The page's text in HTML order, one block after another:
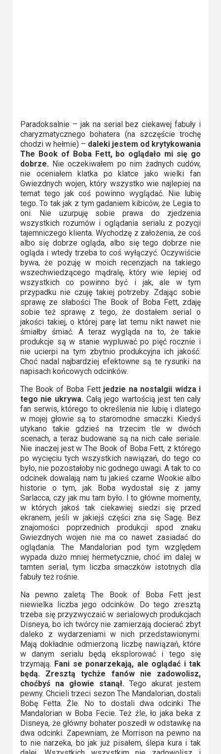
Paradoksalnie – jak na serial bez ciekawej fabuły i
charyzmatycznego bohatera (na szczęście trochę
chodzi w hełmie) – daleki jestem od krytykowania
The Book of Boba Fett, bo oglądało mi się go
dobrze. Nie oczekiwałem po nim żadnych cudów,
nie oceniałem klatka po klatce jako wielki fan
Gwiezdnych wojen, który wszystko wie najlepiej na
temat tego jak coś powinno wyglądać. Nie lubię
tego. To tak jak z tym gadaniem kibiców, że Legia to
oni. Nie uzurpuję sobie prawa do zjedzenia
wszystkich rozumów i oglądania serialu z pozycji
tajemniczego klienta. Wychodzę z założenia, że coś
albo się dobrze ogląda, albo się tego dobrze nie
ogląda i wtedy trzeba to coś wyłączyć. Oczywiście
bywa, że pozuję w moich recenzjach na takiego
wszechwiedzącego mądralę, który wie lepiej od
wszystkich co powinno być i jak, ale w tym
przypadku nie czuję takiej potrzeby. Zdając sobie
sprawę ze słabości The Book of Boba Fett, zdaję
sobie też sprawę z tego, że dostałem serial o
jakości takiej, o której parę lat temu nikt nawet nie
śmiałby śmiać. A teraz wygląda na to, że takie
produkcje są w stanie wypluwać po pięć rocznie i
nie ucierpi na tym zbytnio produkcyjna ich jakość.
Choć nadal najbardziej efektowne są te rysunki na
napisach końcowych odcinków.
The Book of Boba Fett jedzie na nostalgii widza i
tego nie ukrywa. Całą jego wartością jest ten cały
fan serwis, którego to określenia nie lubię i dlatego
w mojej głowie są to staromodne smaczki. Kiedyś
utykano takie gdzieś na trzecim tle w dwóch
scenach, a teraz budowane są na nich całe seriale.
Nie inaczej jest w The Book of Boba Fett, z którego
po wycięciu tych wszystkich nawiązań, do tego co
było, nie pozostałoby nic godnego uwagi. A tak to co
odcinek dowalają nam tu jakieś czarne Wookie albo
historie o tym, jak Boba wydostał się z jamy
Sarlacca, czy jak mu tam było. I to główne momenty,
w których jakoś tak ciekawiej siedzi się przed
ekranem, jeśli w jakiejś części zna się Sagę. Bez
znajomości poprzednich produkcji spod znaku
Gwiezdnych wojen nie ma co nawet zasiadać do
oglądania. The Mandalorian pod tym względem
wypada dużo mniej hermetycznie, choć im dalej w
tamten serial, tym liczba smaczków istotnych dla
fabuły też rośnie.
Na pewno zaletą The Book of Boba Fett jest
niewielka liczba jego odcinków. Do tego zresztą
trzeba się przyzwyczaić w serialowych produkcjach
Disneya, bo ich twórcy nie zamierzają docierać zbyt
daleko z wydarzeniami w nich przedstawionymi.
Mają dokładnie odmierzoną liczbę nawiązań, które
w danym serialu będą eksplorować i tego się
trzymają. Fani se ponarzekają, ale oglądać i tak
będą. Zresztą tychże fanów nie zadowolisz,
choćbyś na głowie stanął. Tego akurat jestem
pewny. Chcieli trzeci sezon The Mandalorian, dostali
Bobę Fetta. Źle. No to dostali dwa odcinki The
Mandalorian w Boba Fecie. Też źle, ło jaka beka z
Disneya, że główny bohater poszedł w odstawkę na
dwa odcinki. Zapewniam, że Morrison na pewno na
to nie narzeka, bo jak już pisałem, ślepa kura i tak